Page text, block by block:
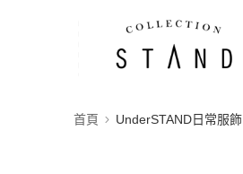
首頁 UnderSTAND日常服飾